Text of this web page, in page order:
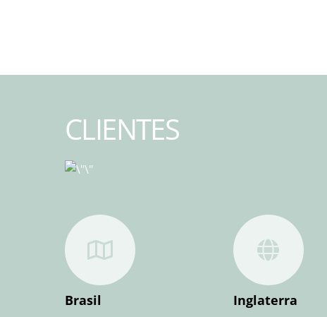
CLIENTES
Brasil Inglaterra